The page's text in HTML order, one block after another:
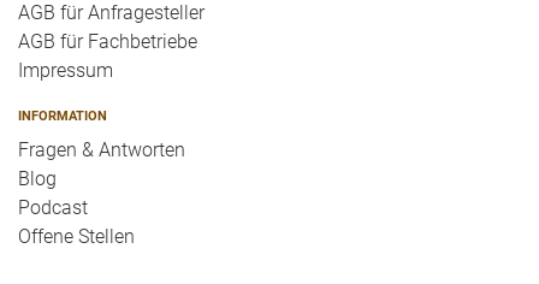
AGB für Anfragesteller
AGB für Fachbetriebe
Impressum
INFORMATION
Fragen & Antworten
Blog
Podcast
Offene Stellen